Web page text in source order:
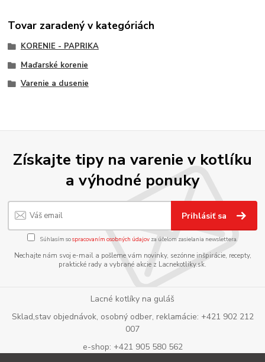
Tovar zaradený v kategóriách
KORENIE - PAPRIKA
Maďarské korenie
Varenie a dusenie
Získajte tipy na varenie v kotlíku
a výhodné ponuky
Prihlásiť sa
Súhlasím sospracovaním osobných údajov za účelom zasielania newslettera.
Nechajte nám svoj e-mail a pošleme vám novinky, sezónne inšpirácie, recepty,
praktické rady a vybrané akcie z Lacnekotliky.sk.
Lacné kotlíky na guláš
Sklad,stav objednávok, osobný odber, reklamácie: +421 902 212
007
e-shop: +421 905 580 562